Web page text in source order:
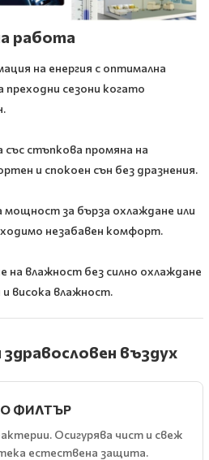
работа
на енергия с оптимална
сезони когато
със стъпкова промяна на
и спокоен сън без дразнения.
мощност за бърза охлаждане или
незабавен комфорт.
на влажност без силно охлаждане
висока влажност.
въздух
ФИЛТЪР
Осигурява чист и свеж
естествена защита.